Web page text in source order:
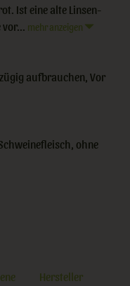
Ist eine alte Linsen-
mehr anzeigen
aufbrauchen, Vor
ohne
Hersteller